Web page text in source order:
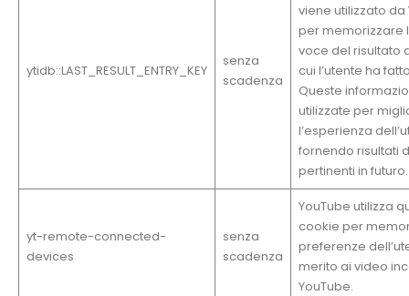
ytidb::LAST_RESULT_ENTRY_KEY
senza
scadenza
viene utilizzato da
per memorizzare
voce del risultato
cui l’utente ha
Queste
utilizzate per
l’esperienza
fornendo risultati
pertinenti in futuro.
yt-remote-connected-
devices
senza
scadenza
YouTube utilizza
cookie per
preferenze
merito ai video
YouTube.